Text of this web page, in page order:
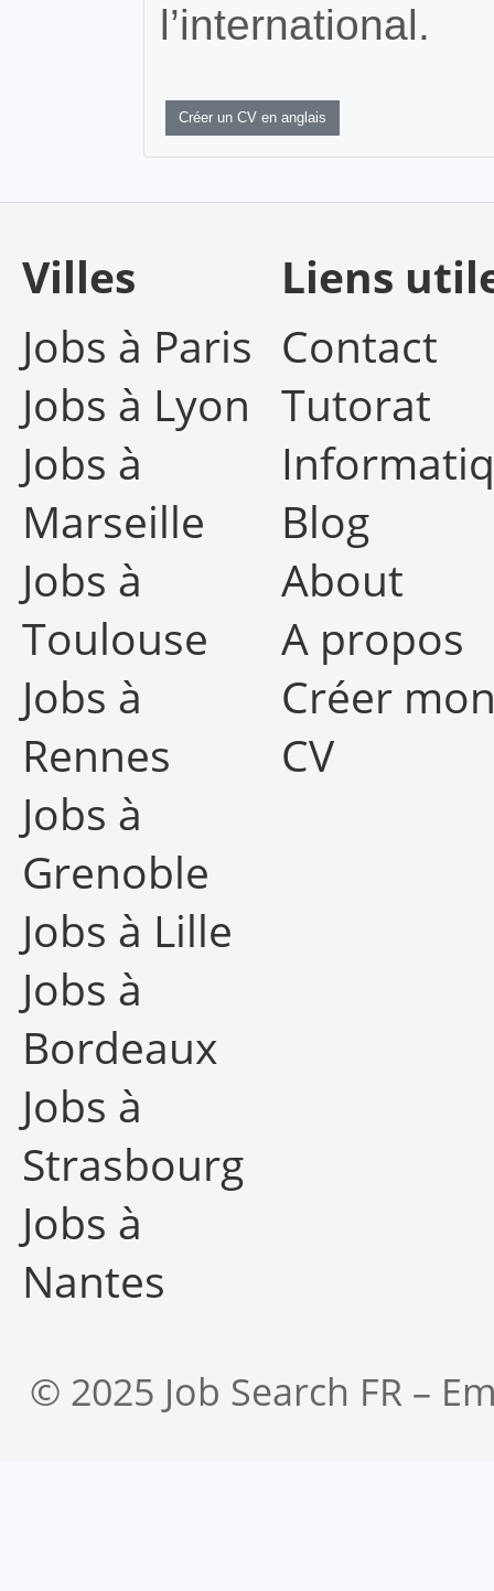
l’international.
Créer un CV en anglais
Villes
Jobs à Paris
Jobs à Lyon
Jobs à
Marseille
Jobs à
Toulouse
Jobs à
Rennes
Jobs à
Grenoble
Jobs à Lille
Jobs à
Bordeaux
Jobs à
Strasbourg
Jobs à
Nantes
Liens
Contact
Tutorat
Blog
About
A propos
Créer
CV
© 2025 Job Search FR –